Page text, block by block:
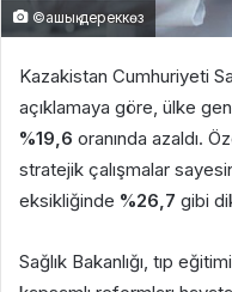
©ашық дереккөз
Kazakistan Cumhuriyeti
açıklamaya göre, ülke
%19,6 oranında azaldı.
stratejik çalışmalar
eksikliğinde %26,7 gibi
Sağlık Bakanlığı, tıp